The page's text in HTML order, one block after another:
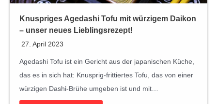
Knuspriges Agedashi Tofu mit würzigem Daikon
– unser neues Lieblingsrezept!
27. April 2023
Agedashi Tofu ist ein Gericht aus der japanischen Küche,
das es in sich hat: Knusprig-frittiertes Tofu, das von einer
würzigen Dashi-Brühe umgeben ist und mit…